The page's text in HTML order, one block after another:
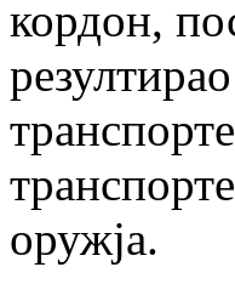
кордон,
оружја.